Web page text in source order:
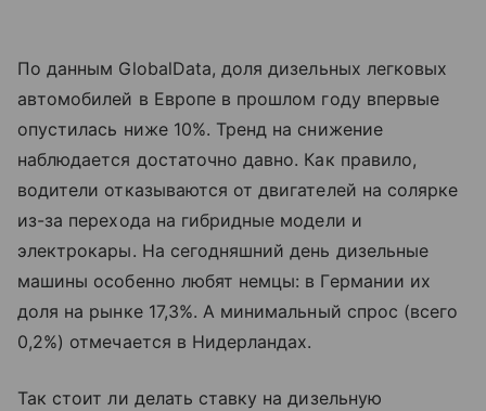
По данным GlobalData, доля дизельных легковых
автомобилей в Европе в прошлом году впервые
опустилась ниже 10%. Тренд на снижение
наблюдается достаточно давно. Как правило,
водители отказываются от двигателей на солярке
из-за перехода на гибридные модели и
электрокары. На сегодняшний день дизельные
машины особенно любят немцы: в Германии их
доля на рынке 17,3%. А минимальный спрос (всего
0,2%) отмечается в Нидерландах.
Так стоит ли делать ставку на дизельную